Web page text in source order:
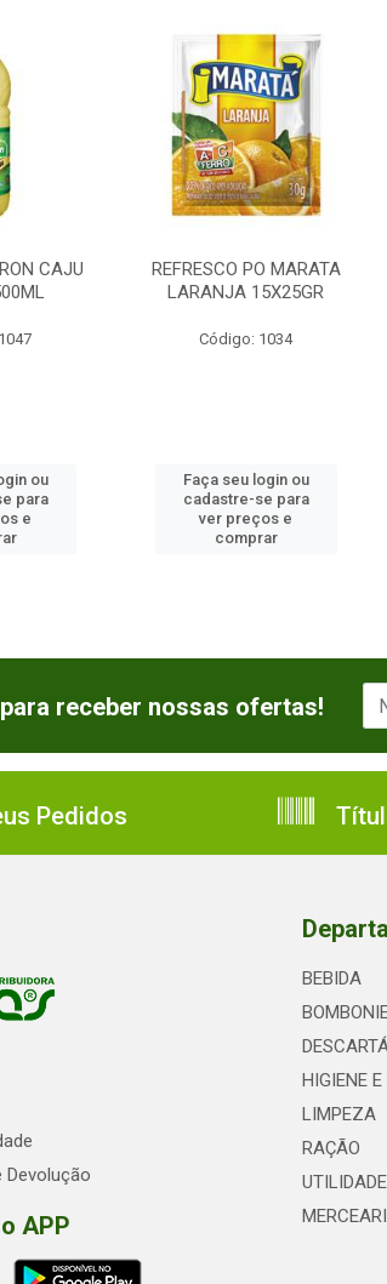
CAJU
ou
para
e
REFRESCO PO MARATA
LARANJA 15X25GR
Código: 1034
Faça seu login ou
cadastre-se para
ver preços e
comprar
receber nossas ofertas!
Pedidos
Devolução
APP
BEBIDA
HIGIENE
LIMPEZA
RAÇÃO
UTILIDADE